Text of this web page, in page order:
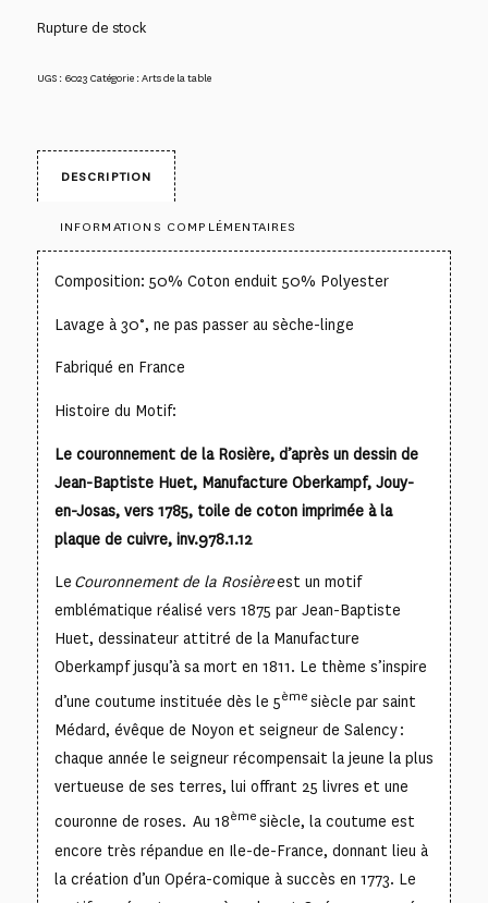
Rupture de stock
UGS : 6023 Catégorie :Arts de la table
DESCRIPTION
INFORMATIONS COMPLÉMENTAIRES
Composition: 50% Coton enduit 50% Polyester
Lavage à 30°, ne pas passer au sèche-linge
Fabriqué en France
Histoire du Motif:
Le couronnement de la Rosière, d’après un dessin de
Jean-Baptiste Huet, Manufacture Oberkampf, Jouy-
en-Josas, vers 1785, toile de coton imprimée à la
plaque de cuivre, inv.978.1.12
Le Couronnement de la Rosièreest un motif
emblématique réalisé vers 1875 par Jean-Baptiste
Huet, dessinateur attitré de la Manufacture
Oberkampf jusqu’à sa mort en 1811. Le thème s’inspire
d’une coutume instituée dès le 5èmesiècle par saint
Médard, évêque de Noyon et seigneur de Salency :
chaque année le seigneur récompensait la jeune la plus
vertueuse de ses terres, lui offrant 25 livres et une
couronne de roses. Au 18èmesiècle, la coutume est
encore très répandue en Ile-de-France, donnant lieu à
la création d’un Opéra-comique à succès en 1773. Le